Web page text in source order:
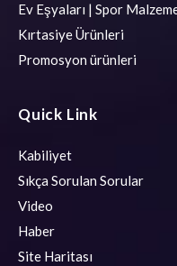
Ev Eşyaları | Spor
Kırtasiye Ürünleri
Promosyon ürünleri
Quick Link
Kabiliyet
Sıkça Sorulan Sorular
Video
Haber
Site Haritası